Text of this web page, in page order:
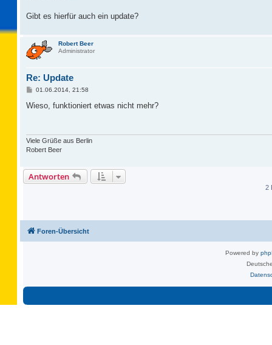
a
Gibt es hierfür auch ein update?
Robert Beer
Administrator
Re: Update
B
i
01.06.2014, 21:58
Wieso, funktioniert etwas nicht mehr?
Viele Grüße aus Berlin
Robert Beer
Antworten
2
Foren-Übersicht
Powered by